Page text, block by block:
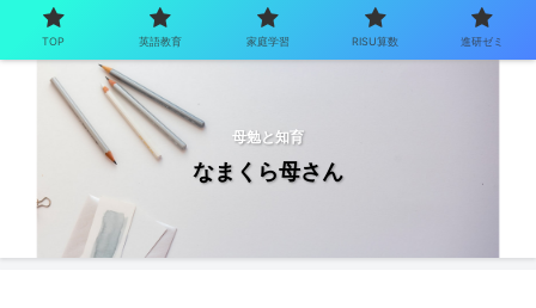
母勉と知育
なまくら母さん
TOP 英語教育 家庭学習 RISU算数 進研ゼミ